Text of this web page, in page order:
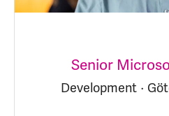
Senior
Development ·